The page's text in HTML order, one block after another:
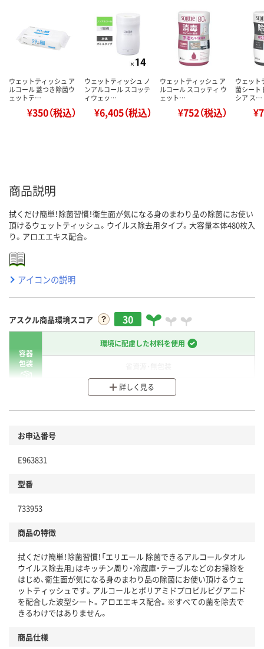
ウェットティッシュ ア
ルコール 蓋つき除菌ウ
ェットテ…
¥350（税込）
ウェットティッシュ ノ
ンアルコール スコッテ
ィウェッ…
¥6,405（税込）
ウェットティッシュ ア
ルコール スコッティ ウ
ェット…
¥752（税込）
ウェット
菌シート
シア ス…
商品説明
拭くだけ簡単！除菌習慣！衛生面が気になる身のまわり品の除菌にお使い
頂けるウェットティッシュ。ウイルス除去用タイプ。大容量本体480枚入
り。アロエエキス配合。
アイコンの説明
アスクル商品環境スコア 30
容器
包装
環境に配慮した材料を使用
分別・リサイクルしやすい設計
本体
仕組
この商品の環境配慮ポイントです。下記商品詳細「
アスクル商品環境スコア詳細／加点項目
」で確認できます。
詳しく見る
お申込番号
E963831
型番
733953
商品の特徴
拭くだけ簡単！除菌習慣！「エリエール 除菌できるアルコールタオル
ウイルス除去用」はキッチン周り・冷蔵庫・テーブルなどのお掃除を
はじめ、衛生面が気になる身のまわり品の除菌にお使い頂けるウェ
ットティッシュです。アルコールとポリアミドプロピルビグアニド
を配合した波型シート。アロエエキス配合。※すべての菌を除去で
きるわけではありません。
商品仕様